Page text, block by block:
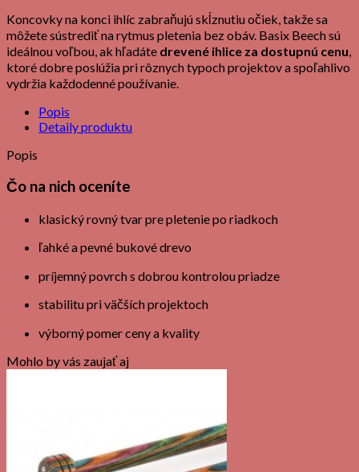
Koncovky na konci ihlíc zabraňujú skĺznutiu očiek, takže sa
môžete sústrediť na rytmus pletenia bez obáv. Basix Beech sú
ideálnou voľbou, ak hľadáte drevené ihlice za dostupnú cenu,
ktoré dobre poslúžia pri rôznych typoch projektov a spoľahlivo
vydržia každodenné používanie.
Popis
Detaily produktu
Popis
Čo na nich oceníte
klasický rovný tvar pre pletenie po riadkoch
ľahké a pevné bukové drevo
príjemný povrch s dobrou kontrolou priadze
stabilitu pri väčších projektoch
výborný pomer ceny a kvality
Mohlo by vás zaujať aj